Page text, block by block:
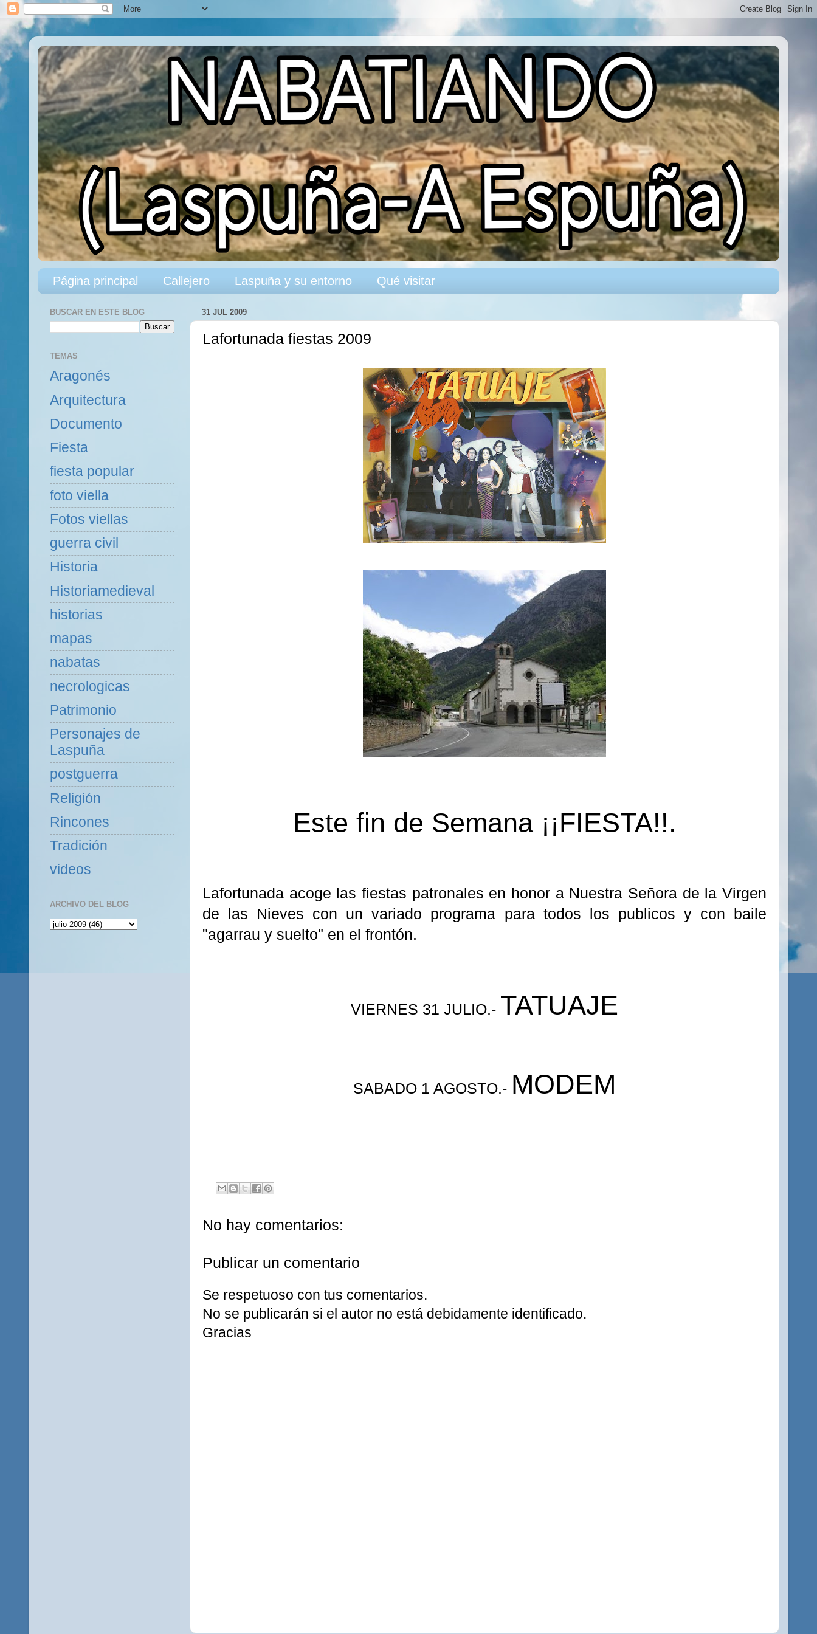
Página principal Callejero Laspuña y su entorno Qué visitar
31 JUL 2009
Lafortunada fiestas 2009
Este fin de Semana ¡¡FIESTA!!.
Lafortunada acoge las fiestas patronales en honor a Nuestra Señora de la Virgen
de las Nieves con un variado programa para todos los publicos y con baile
"agarrau y suelto" en el frontón.
VIERNES 31 JULIO.- TATUAJE
SABADO 1 AGOSTO.- MODEM
No hay comentarios:
Publicar un comentario
Se respetuoso con tus comentarios.
No se publicarán si el autor no está debidamente identificado.
Gracias
BUSCAR EN ESTE BLOG
TEMAS
Aragonés
Arquitectura
Documento
Fiesta
fiesta popular
foto viella
Fotos viellas
guerra civil
Historia
Historiamedieval
historias
mapas
nabatas
necrologicas
Patrimonio
Personajes de
Laspuña
postguerra
Religión
Rincones
Tradición
videos
ARCHIVO DEL BLOG